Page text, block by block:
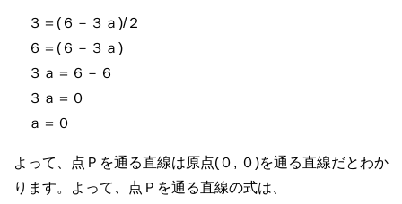
３＝(６－３ａ)/２
６＝(６－３ａ)
３ａ＝６－６
３ａ＝０
ａ＝０
よって、点Ｐを通る直線は原点(０, ０)を通る直線だとわか
ります。よって、点Ｐを通る直線の式は、